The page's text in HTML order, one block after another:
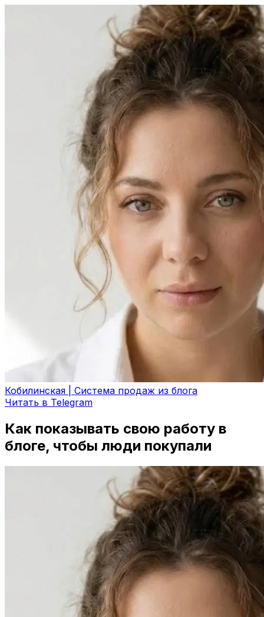
Кобилинская | Система продаж из блога
Читать в Telegram
Как показывать свою работу в
блоге, чтобы люди покупали